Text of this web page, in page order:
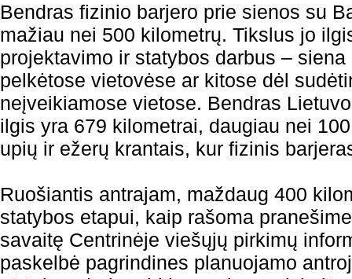
Bendras fizinio barjero prie sienos su
mažiau nei 500 kilometrų. Tikslus jo
projektavimo ir statybos darbus –
pelkėtose vietovėse ar kitose dėl
neįveikiamose vietose. Bendras
ilgis yra 679 kilometrai, daugiau nei
upių ir ežerų krantais, kur fizinis
Ruošiantis antrajam, maždaug 400
statybos etapui, kaip rašoma
savaitę Centrinėje viešųjų pirkimų
paskelbė pagrindines planuojamo